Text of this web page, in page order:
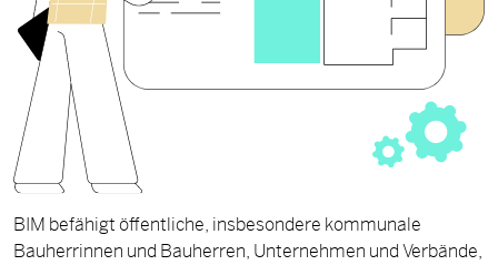
BIM befähigt öffentliche, insbesondere kommunale
Bauherrinnen und Bauherren, Unternehmen und Verbände,